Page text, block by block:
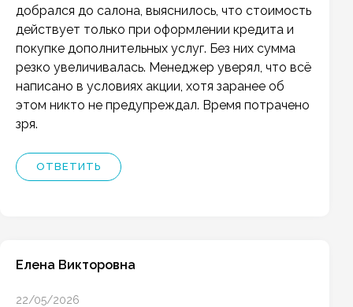
добрался до салона, выяснилось, что стоимость
действует только при оформлении кредита и
покупке дополнительных услуг. Без них сумма
резко увеличивалась. Менеджер уверял, что всё
написано в условиях акции, хотя заранее об
этом никто не предупреждал. Время потрачено
зря.
ОТВЕТИТЬ
Елена Викторовна
22/05/2026